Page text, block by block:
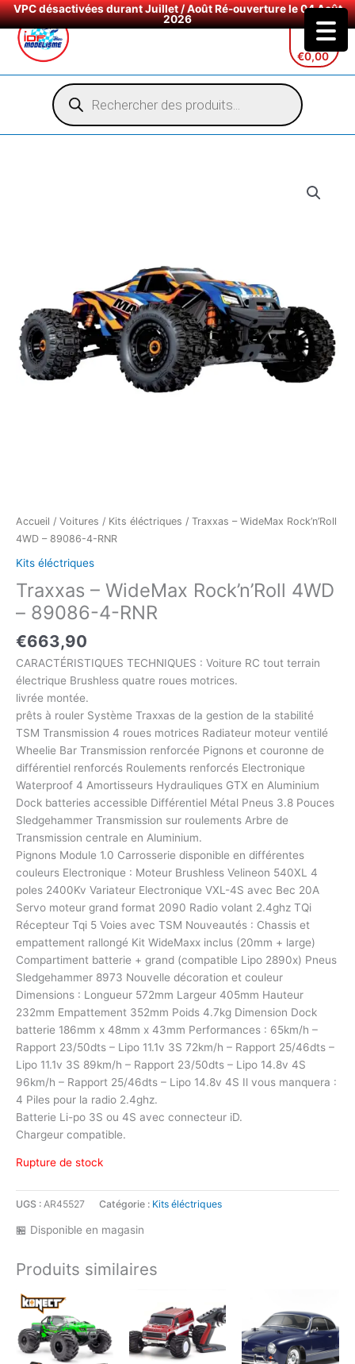
VPC désactivées durant Juillet / Août Ré-ouverture le 04 Août
2026
Aller
€0,00
Recherche
de
produits
Accueil / Voitures / Kits éléctriques / Traxxas – WideMax Rock’n’Roll
4WD – 89086-4-RNR
Kits éléctriques
Traxxas – WideMax Rock’n’Roll 4WD
– 89086-4-RNR
€663,90
CARACTÉRISTIQUES TECHNIQUES : Voiture RC tout terrain
électrique Brushless quatre roues motrices.
livrée montée.
prêts à rouler Système Traxxas de la gestion de la stabilité
TSM Transmission 4 roues motrices Radiateur moteur ventilé
Wheelie Bar Transmission renforcée Pignons et couronne de
différentiel renforcés Roulements renforcés Electronique
Waterproof 4 Amortisseurs Hydrauliques GTX en Aluminium
Dock batteries accessible Différentiel Métal Pneus 3.8 Pouces
Sledgehammer Transmission sur roulements Arbre de
Transmission centrale en Aluminium.
Pignons Module 1.0 Carrosserie disponible en différentes
couleurs Electronique : Moteur Brushless Velineon 540XL 4
poles 2400Kv Variateur Electronique VXL-4S avec Bec 20A
Servo moteur grand format 2090 Radio volant 2.4ghz TQi
Récepteur Tqi 5 Voies avec TSM Nouveautés : Chassis et
empattement rallongé Kit WideMaxx inclus (20mm + large)
Compartiment batterie + grand (compatible Lipo 2890x) Pneus
Sledgehammer 8973 Nouvelle décoration et couleur
Dimensions : Longueur 572mm Largeur 405mm Hauteur
232mm Empattement 352mm Poids 4.7kg Dimension Dock
batterie 186mm x 48mm x 43mm Performances : 65km/h –
Rapport 23/50dts – Lipo 11.1v 3S 72km/h – Rapport 25/46dts –
Lipo 11.1v 3S 89km/h – Rapport 23/50dts – Lipo 14.8v 4S
96km/h – Rapport 25/46dts – Lipo 14.8v 4S Il vous manquera :
4 Piles pour la radio 2.4ghz.
Batterie Li-po 3S ou 4S avec connecteur iD.
Chargeur compatible.
Rupture de stock
UGS : AR45527 Catégorie : Kits éléctriques
🏪 Disponible en magasin
Produits similaires